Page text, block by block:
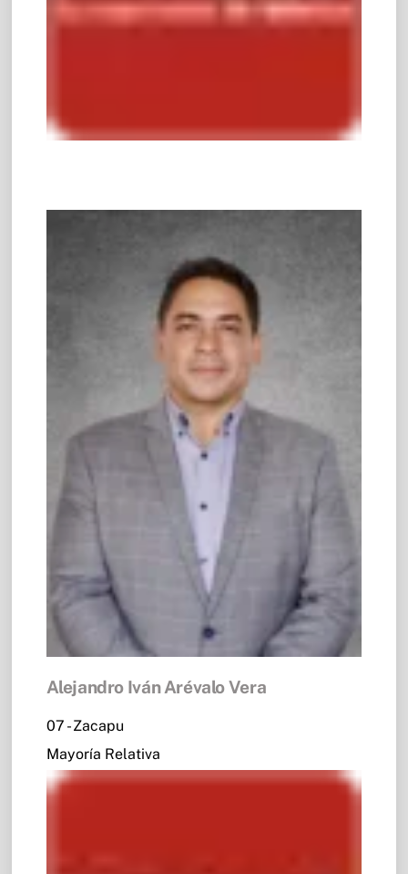
Alejandro Iván Arévalo Vera
07 - Zacapu
Mayoría Relativa